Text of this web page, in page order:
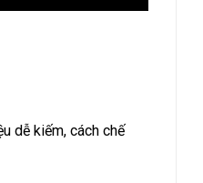
dễ kiếm, cách chế